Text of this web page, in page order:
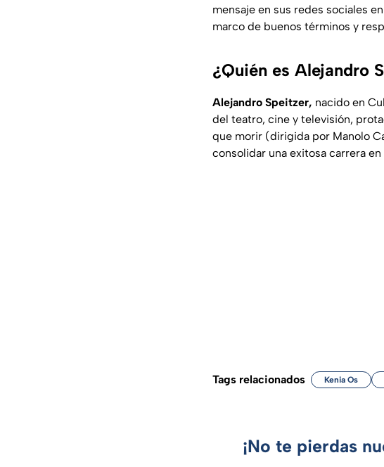
mensaje en sus redes sociales
marco de buenos términos y
¿Quién es Alejandro
Alejandro Speitzer, nacido en
del teatro, cine y televisión,
que morir (dirigida por Manolo
consolidar una exitosa carrera
Tags relacionados Kenia Os
¡No te pierdas